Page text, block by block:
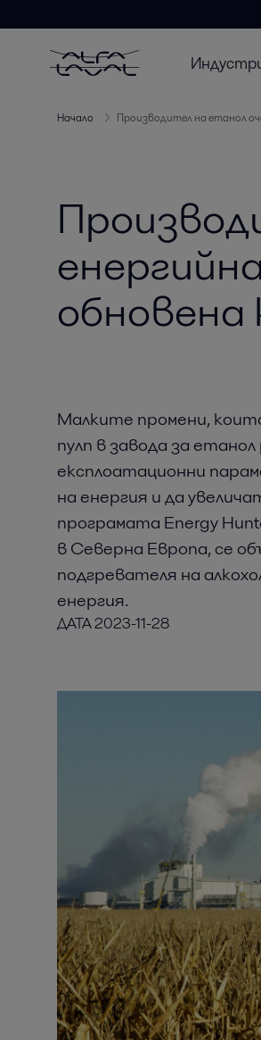
Начало Производител на етанол
обновена
Малките промени,
пулп в завода за
експлоатационни
на енергия и да
програмата Energy
в Северна Европа, се
подгревателя на
енергия.
ДАТА2023-11-28